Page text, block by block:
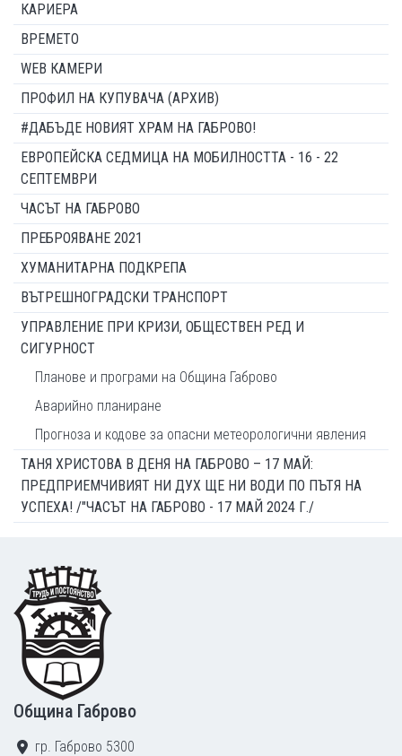
КАРИЕРА
ВРЕМЕТО
WEB КАМЕРИ
ПРОФИЛ НА КУПУВАЧА (АРХИВ)
#ДАБЪДЕ НОВИЯТ ХРАМ НА ГАБРОВО!
ЕВРОПЕЙСКА СЕДМИЦА НА МОБИЛНОСТТА - 16 - 22
СЕПТЕМВРИ
ЧАСЪТ НА ГАБРОВО
ПРЕБРОЯВАНЕ 2021
ХУМАНИТАРНА ПОДКРЕПА
ВЪТРЕШНОГРАДСКИ ТРАНСПОРТ
УПРАВЛЕНИЕ ПРИ КРИЗИ, ОБЩЕСТВЕН РЕД И
СИГУРНОСТ
Планове и програми на Община Габрово
Аварийно планиране
Прогноза и кодове за опасни метеорологични явления
ТАНЯ ХРИСТОВА В ДЕНЯ НА ГАБРОВО – 17 МАЙ:
ПРЕДПРИЕМЧИВИЯТ НИ ДУХ ЩЕ НИ ВОДИ ПО ПЪТЯ НА
УСПЕХА! /"ЧАСЪТ НА ГАБРОВО - 17 МАЙ 2024 Г./
Footer
Община Габрово
гр. Габрово 5300